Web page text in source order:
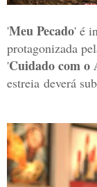
'Meu Pecado' é
protagonizada
'Cuidado com o
estreia deverá